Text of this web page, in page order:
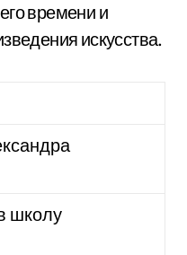
времени и
искусства.
школу